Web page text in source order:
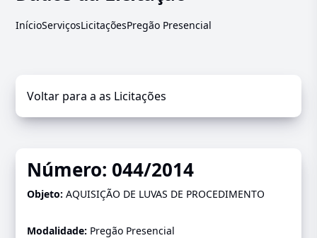
InícioServiçosLicitaçõesPregão Presencial
Voltar para a as Licitações
Número: 044/2014
Objeto:AQUISIÇÃO DE LUVAS DE PROCEDIMENTO
Modalidade: Pregão Presencial